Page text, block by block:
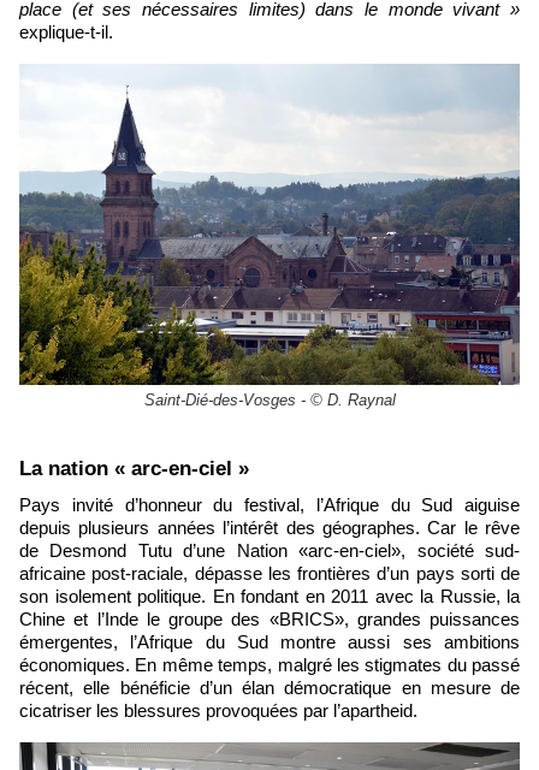
place (et ses nécessaires limites) dans le monde vivant »
explique-t-il.
Saint-Dié-des-Vosges - © D. Raynal
La nation « arc-en-ciel »
Pays invité d’honneur du festival, l’Afrique du Sud aiguise
depuis plusieurs années l’intérêt des géographes. Car le rêve
de Desmond Tutu d’une Nation «arc-en-ciel», société sud-
africaine post-raciale, dépasse les frontières d’un pays sorti de
son isolement politique. En fondant en 2011 avec la Russie, la
Chine et l’Inde le groupe des «BRICS», grandes puissances
émergentes, l’Afrique du Sud montre aussi ses ambitions
économiques. En même temps, malgré les stigmates du passé
récent, elle bénéficie d’un élan démocratique en mesure de
cicatriser les blessures provoquées par l’apartheid.